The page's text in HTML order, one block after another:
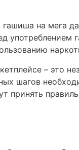
на мега
употреблением
– это
шагов
принять